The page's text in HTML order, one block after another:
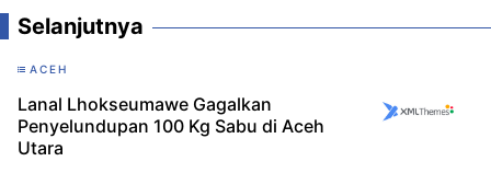
Selanjutnya
ACEH
Lanal Lhokseumawe Gagalkan
Penyelundupan 100 Kg Sabu di Aceh
Utara